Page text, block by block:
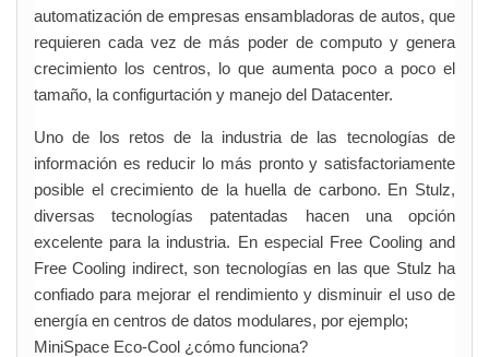
automatización de empresas ensambladoras de autos, que
requieren cada vez de más poder de computo y genera
crecimiento los centros, lo que aumenta poco a poco el
tamaño, la configurtación y manejo del Datacenter.
Uno de los retos de la industria de las tecnologías de
información es reducir lo más pronto y satisfactoriamente
posible el crecimiento de la huella de carbono. En Stulz,
diversas tecnologías patentadas hacen una opción
excelente para la industria. En especial Free Cooling and
Free Cooling indirect, son tecnologías en las que Stulz ha
confiado para mejorar el rendimiento y disminuir el uso de
energía en centros de datos modulares, por ejemplo;
MiniSpace Eco-Cool ¿cómo funciona?